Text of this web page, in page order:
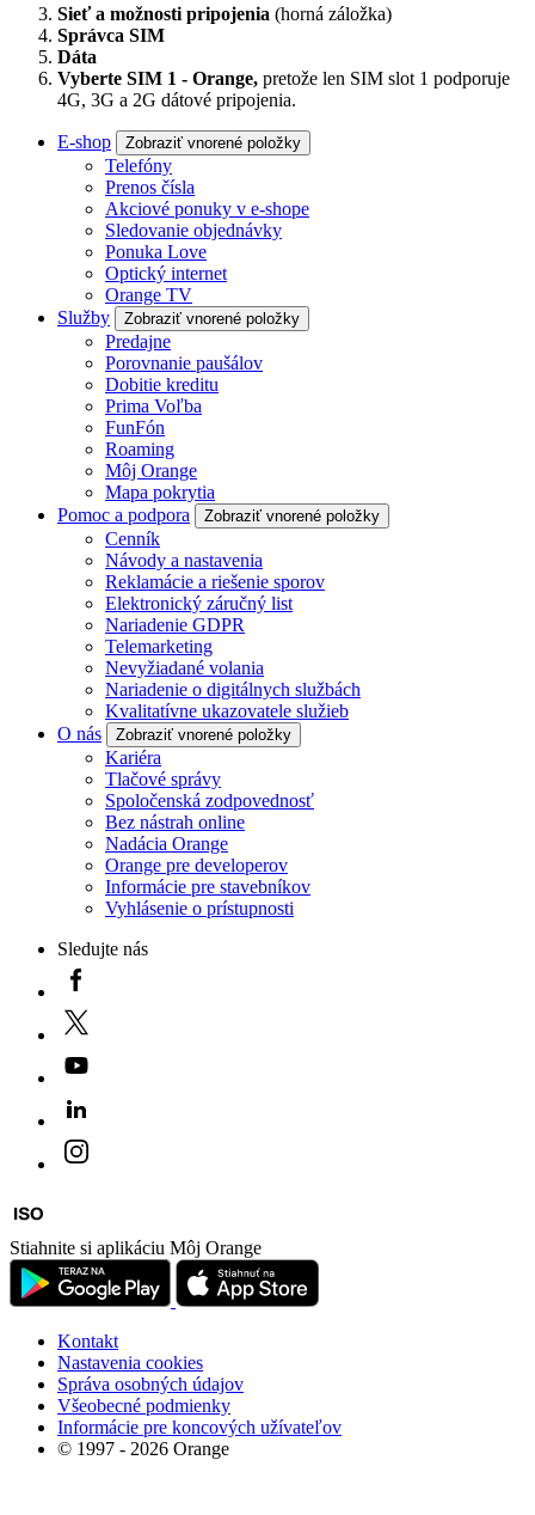
Sieť a možnosti pripojenia (horná záložka)
Správca SIM
Dáta
Vyberte SIM 1 - Orange, pretože len SIM slot 1 podporuje
4G, 3G a 2G dátové pripojenia.
E-shop Zobraziť vnorené položky
Telefóny
Prenos čísla
Akciové ponuky v e-shope
Sledovanie objednávky
Ponuka Love
Optický internet
Orange TV
Služby
Zobraziť vnorené položky
Predajne
Porovnanie paušálov
Dobitie kreditu
Prima Voľba
FunFón
Roaming
Môj Orange
Mapa pokrytia
Pomoc a podpora
Zobraziť vnorené položky
Cenník
Návody a nastavenia
Reklamácie a riešenie sporov
Elektronický záručný list
Nariadenie GDPR
Telemarketing
Nevyžiadané volania
Nariadenie o digitálnych službách
Kvalitatívne ukazovatele služieb
O nás
Zobraziť vnorené položky
Kariéra
Tlačové správy
Spoločenská zodpovednosť
Bez nástrah online
Nadácia Orange
Orange pre developerov
Informácie pre stavebníkov
Vyhlásenie o prístupnosti
Sledujte nás
Stiahnite si aplikáciu Môj Orange
Kontakt
Nastavenia cookies
Správa osobných údajov
Všeobecné podmienky
Informácie pre koncových užívateľov
© 1997 - 2026 Orange